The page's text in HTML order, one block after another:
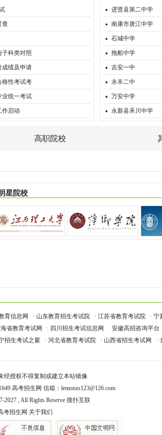
查
子科类对照
成绩及申请
格性考试考
业统一考试
作启动
· 进贤县第二中学
· 南康市唐江中学
· 石城中学
· 拖船中学
· 吉安一中
· 永丰二中
· 万安中学
· 永新县禾川中学
高职院校
星院校
育信息网 · 山东教育招生考试院 · 江苏省教育考试院 ·
海省教育考试网 · 四川招生考试信息网 · 安徽高招咨询平台
招生考试之窗 · 河北省教育考试院 · 山西省招生考试网 ·
经授权不得复制或建立本站镜像
高考招生网 信箱：lemonzs123@126.com
, All Rights Reserve 搜扑互联
考招生网 关于我们